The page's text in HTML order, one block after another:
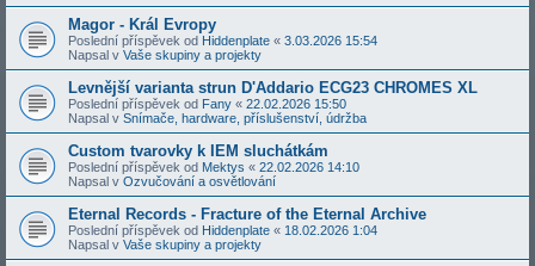
Magor - Král Evropy
Poslední příspěvek od Hiddenplate « 3.03.2026 15:54
Napsal v Vaše skupiny a projekty
Levnější varianta strun D'Addario ECG23 CHROMES XL
Poslední příspěvek od Fany « 22.02.2026 15:50
Napsal v Snímače, hardware, příslušenství, údržba
Custom tvarovky k IEM sluchátkám
Poslední příspěvek od Mektys « 22.02.2026 14:10
Napsal v Ozvučování a osvětlování
Eternal Records - Fracture of the Eternal Archive
Poslední příspěvek od Hiddenplate « 18.02.2026 1:04
Napsal v Vaše skupiny a projekty